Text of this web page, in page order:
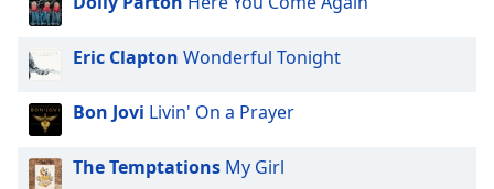
Eric Clapton Wonderful Tonight
Bon Jovi Livin' On a Prayer
The Temptations My Girl